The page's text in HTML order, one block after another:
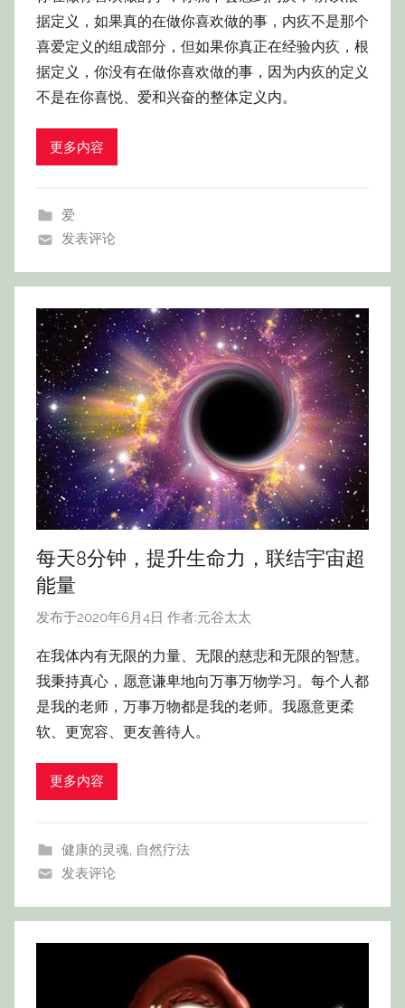
据定义，如果真的在做你喜欢做的事，内疚不是那个
喜爱定义的组成部分，但如果你真正在经验内疚，根
据定义，你没有在做你喜欢做的事，因为内疚的定义
不是在你喜悦、爱和兴奋的整体定义内。
更多内容
爱
发表评论
每天8分钟，提升生命力，联结宇宙超
能量
发布于2020年6月4日 作者:元谷太太
在我体内有无限的力量、无限的慈悲和无限的智慧。
我秉持真心，愿意谦卑地向万事万物学习。每个人都
是我的老师，万事万物都是我的老师。我愿意更柔
软、更宽容、更友善待人。
更多内容
健康的灵魂, 自然疗法
发表评论